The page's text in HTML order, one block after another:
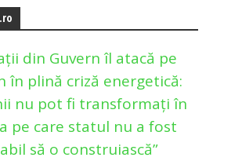
din Guvern îl atacă pe
în plină criză energetică:
nu pot fi transformați în
pe care statul nu a fost
să o construiască”